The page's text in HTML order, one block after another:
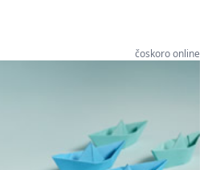
čoskoro online